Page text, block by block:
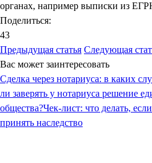
органах, например выписки из
Поделиться:
43
Предыдущая статья Следующая
Вас может заинтересовать
Сделка через нотариуса: в каких
ли заверять у нотариуса решение
общества?Чек-лист: что делать,
принять наследство